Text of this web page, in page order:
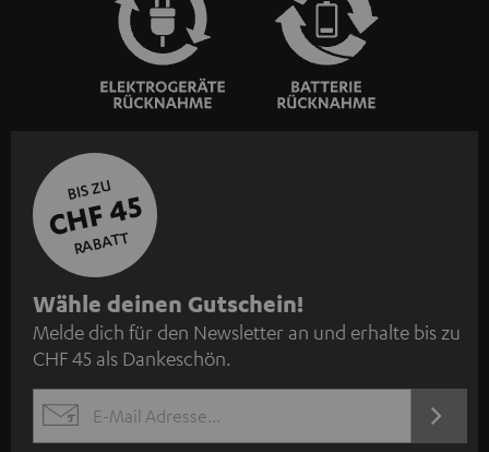
BIS ZU
CHF 45
RABATT
N
e
w
s
l
Wähle deinen Gutschein!
Melde dich für den Newsletter an und erhalte bis zu
CHF 45 als Dankeschön.
EMAIL
JETZT